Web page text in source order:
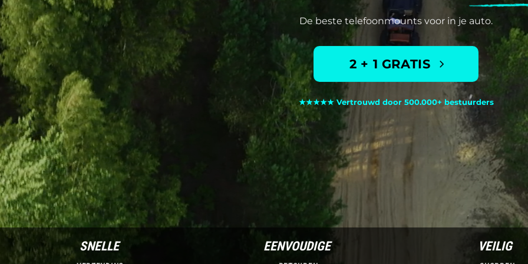
De beste telefoonmounts voor in je auto.
2 + 1 GRATIS
★★★★★ Vertrouwd door 500.000+ bestuurders
SNELLE EENVOUDIGE VEILIG